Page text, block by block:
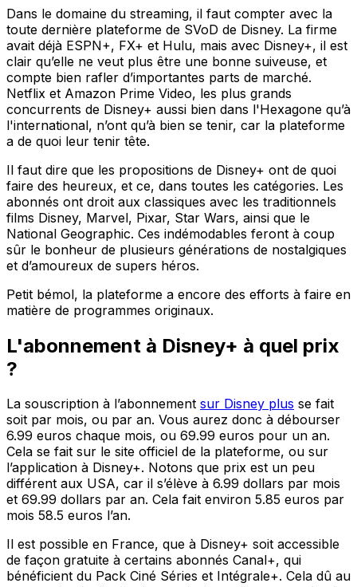
Dans le domaine du streaming, il faut compter avec la
toute dernière plateforme de SVoD de Disney. La firme
avait déjà ESPN+, FX+ et Hulu, mais avec Disney+, il est
clair qu’elle ne veut plus être une bonne suiveuse, et
compte bien rafler d’importantes parts de marché.
Netflix et Amazon Prime Video, les plus grands
concurrents de Disney+ aussi bien dans l'Hexagone qu’à
l'international, n’ont qu’à bien se tenir, car la plateforme
a de quoi leur tenir tête.
Il faut dire que les propositions de Disney+ ont de quoi
faire des heureux, et ce, dans toutes les catégories. Les
abonnés ont droit aux classiques avec les traditionnels
films Disney, Marvel, Pixar, Star Wars, ainsi que le
National Geographic. Ces indémodables feront à coup
sûr le bonheur de plusieurs générations de nostalgiques
et d’amoureux de supers héros.
Petit bémol, la plateforme a encore des efforts à faire en
matière de programmes originaux.
L'abonnement à Disney+ à quel prix
?
La souscription à l’abonnement sur Disney plus se fait
soit par mois, ou par an. Vous aurez donc à débourser
6.99 euros chaque mois, ou 69.99 euros pour un an.
Cela se fait sur le site officiel de la plateforme, ou sur
l’application à Disney+. Notons que prix est un peu
différent aux USA, car il s’élève à 6.99 dollars par mois
et 69.99 dollars par an. Cela fait environ 5.85 euros par
mois 58.5 euros l’an.
Il est possible en France, que à Disney+ soit accessible
de façon gratuite à certains abonnés Canal+, qui
bénéficient du Pack Ciné Séries et Intégrale+. Cela dû au